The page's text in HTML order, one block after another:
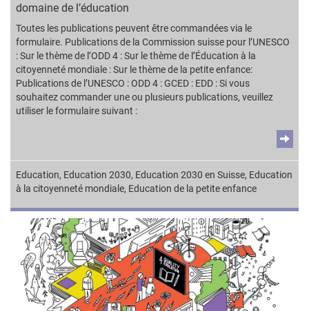
domaine de l’éducation
Toutes les publications peuvent être commandées via le
formulaire. Publications de la Commission suisse pour l’UNESCO
: Sur le thème de l’ODD 4 : Sur le thème de l’Éducation à la
citoyenneté mondiale : Sur le thème de la petite enfance:
Publications de l’UNESCO : ODD 4 : GCED : EDD : Si vous
souhaitez commander une ou plusieurs publications, veuillez
utiliser le formulaire suivant :
Education, Education 2030, Education 2030 en Suisse, Education
à la citoyenneté mondiale, Education de la petite enfance